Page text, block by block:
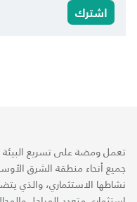
اشترك
تعمل ومضة على تسريع البيئة
جميع أنحاء منطقة الشرق
نشاطها الاستثماري، والذي